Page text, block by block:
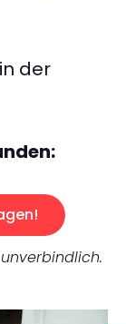
in der